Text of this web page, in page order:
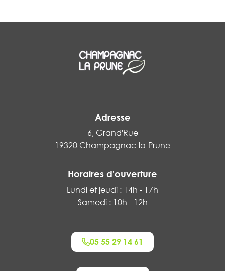
Adresse
6, Grand'Rue
19320 Champagnac-la-Prune
Horaires d'ouverture
Lundi et jeudi : 14h - 17h
Samedi : 10h - 12h
05 55 29 14 61